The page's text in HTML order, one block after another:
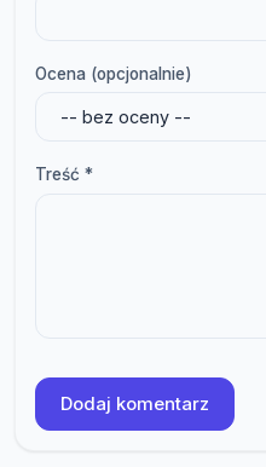
Ocena (opcjonalnie)
Treść *
Dodaj komentarz